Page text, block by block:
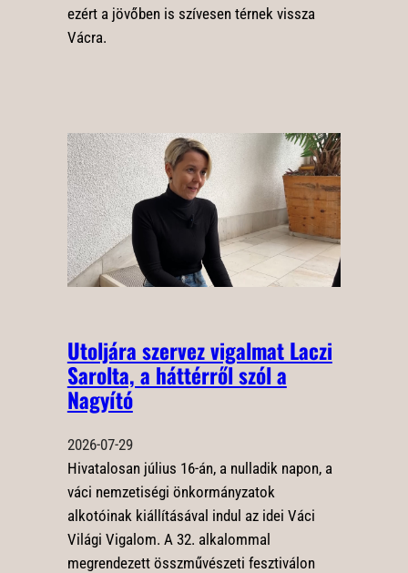
ezért a jövőben is szívesen térnek vissza
Vácra.
Utoljára szervez vigalmat Laczi
Sarolta, a háttérről szól a
Nagyító
2026-07-29
Hivatalosan július 16-án, a nulladik napon, a
váci nemzetiségi önkormányzatok
alkotóinak kiállításával indul az idei Váci
Világi Vigalom. A 32. alkalommal
megrendezett összművészeti fesztiválon